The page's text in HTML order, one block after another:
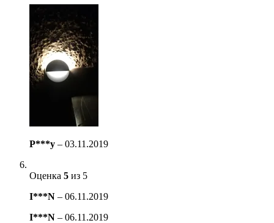
P***y – 03.11.2019
Оценка 5 из 5
I***N – 06.11.2019
I***N – 06.11.2019